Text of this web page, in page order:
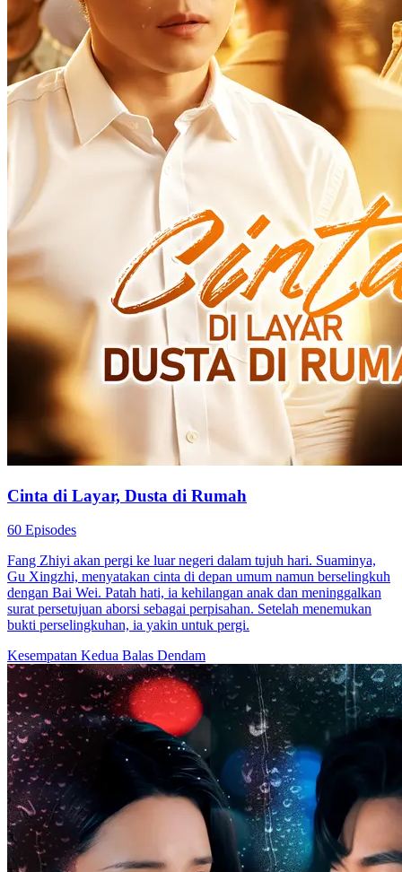
Cinta di Layar, Dusta di Rumah
60 Episodes
Fang Zhiyi akan pergi ke luar negeri dalam tujuh hari. Suaminya,
Gu Xingzhi, menyatakan cinta di depan umum namun berselingkuh
dengan Bai Wei. Patah hati, ia kehilangan anak dan meninggalkan
surat persetujuan aborsi sebagai perpisahan. Setelah menemukan
bukti perselingkuhan, ia yakin untuk pergi.
Kesempatan Kedua Balas Dendam